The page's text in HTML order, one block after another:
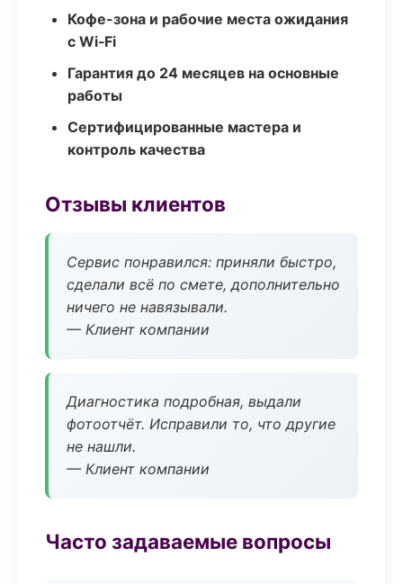
Кофе-зона и рабочие места ожидания
с Wi‑Fi
Гарантия до 24 месяцев на основные
работы
Сертифицированные мастера и
контроль качества
Отзывы клиентов
Сервис понравился: приняли быстро,
сделали всё по смете, дополнительно
ничего не навязывали.
— Клиент компании
Диагностика подробная, выдали
фотоотчёт. Исправили то, что другие
не нашли.
— Клиент компании
Часто задаваемые вопросы